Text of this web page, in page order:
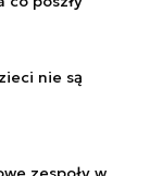
nie są